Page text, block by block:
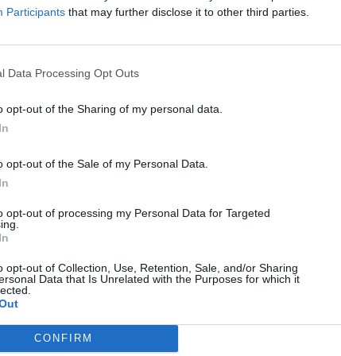
Participants that may further disclose it to other third parties.
Data Processing Opt Outs
opt-out of the Sharing of my personal data.
opt-out of the Sale of my Personal Data.
opt-out of processing my Personal Data for Targeted
opt-out of Collection, Use, Retention, Sale, and/or Sharing
Data that Is Unrelated with the Purposes for which it
CONFIRM
Εικόνες αλησμόνητης Ελλάδας, βράδυ με
τις αισθήσεις απο αρώματα
σε Funκy Jazz Blues ιστορίες με το group
κιθάρα, Σάκη Τσινούκα κιθάρα. Τηλ.